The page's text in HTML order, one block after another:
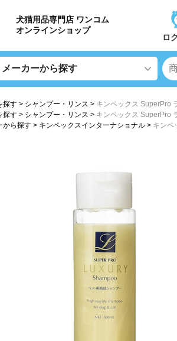
犬猫用品専門店 ワンコム
オンラインショップ
ロ
探す シャンプー・リンス
キンペックス SuperPro
探す シャンプー・リンス
キンペックス SuperPro
から探す キンペックスインターナショナル キンペ